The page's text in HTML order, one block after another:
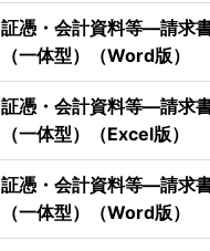
証憑・会計資料等―請求
（一体型）（Word版）
証憑・会計資料等―請求
（一体型）（Excel版）
証憑・会計資料等―請求
（一体型）（Word版）